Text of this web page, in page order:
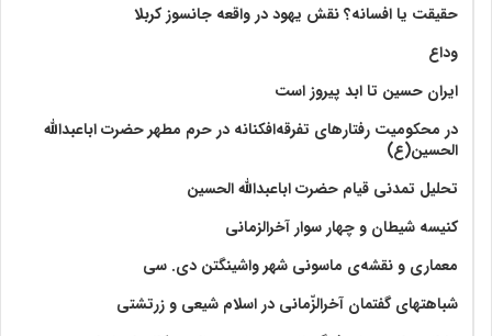
حقیقت یا افسانه؟‌ نقش یهود در واقعه جانسوز کربلا
وداع
ایران حسین تا ابد پیروز است
در محکومیت رفتارهای تفرقه‌افکنانه در حرم مطهر حضرت اباعبدالله
الحسین(ع)
تحلیل تمدنی قیام حضرت اباعبدالله الحسین
کنیسه شیطان و چهار سوار آخرالزمانی
معماری و نقشه‌ی ماسونی شهر واشينگتن دی. سی
شباهتهای گفتمان آخر‌الزّمانی در اسلام شیعی و زرتشتی